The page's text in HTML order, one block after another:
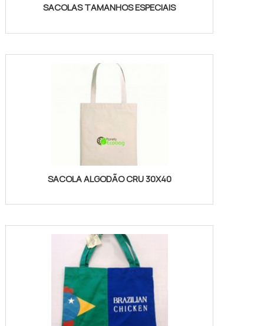
SACOLAS TAMANHOS ESPECIAIS
SACOLA ALGODÃO CRU 30X40